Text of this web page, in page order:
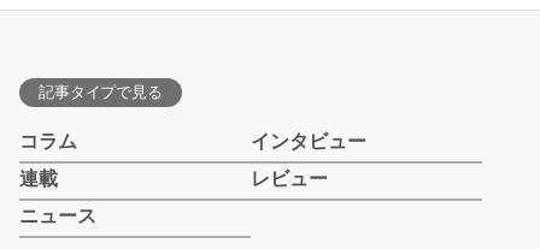
記事タイプで見る
コラム
インタビュー
連載
レビュー
ニュース